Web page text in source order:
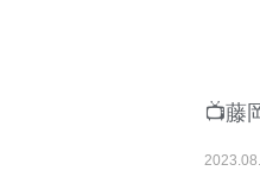
📺藤
2023.08.